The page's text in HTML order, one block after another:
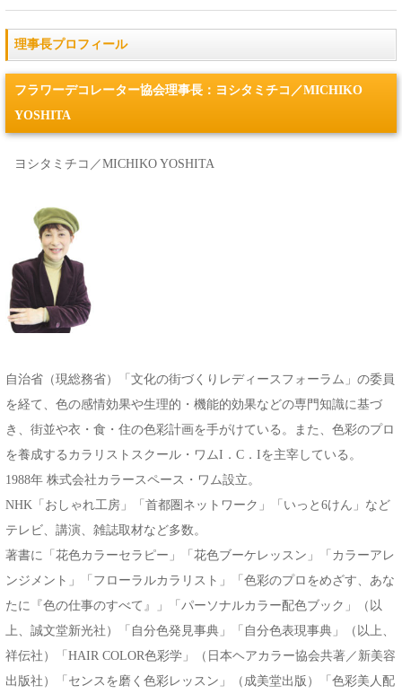
理事長プロフィール
フラワーデコレーター協会理事長：ヨシタミチコ／MICHIKO
YOSHITA
ヨシタミチコ／MICHIKO YOSHITA
自治省（現総務省）「文化の街づくりレディースフォーラム」の委員
を経て、色の感情効果や生理的・機能的効果などの専門知識に基づ
き、街並や衣・食・住の色彩計画を手がけている。また、色彩のプロ
を養成するカラリストスクール・ワムI．C．Iを主宰している。
1988年 株式会社カラースペース・ワム設立。
NHK「おしゃれ工房」「首都圏ネットワーク」「いっと6けん」など
テレビ、講演、雑誌取材など多数。
著書に「花色カラーセラピー」「花色ブーケレッスン」「カラーアレ
ンジメント」「フローラルカラリスト」「色彩のプロをめざす、あな
たに『色の仕事のすべて』」「パーソナルカラー配色ブック」（以
上、誠文堂新光社）「自分色発見事典」「自分色表現事典」（以上、
祥伝社）「HAIR COLOR色彩学」（日本ヘアカラー協会共著／新美容
出版社）「センスを磨く色彩レッスン」（成美堂出版）「色彩美人配